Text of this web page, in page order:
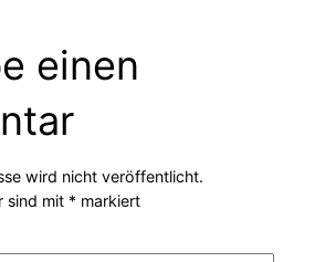
einen
wird nicht veröffentlicht.
sind mit *markiert